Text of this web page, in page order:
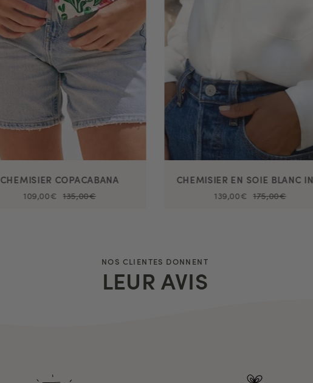
CHEMISIER COPACABANA
109,00€ 135,00€ 139,00€ 175,00€
NOS CLIENTES DONNENT
LEUR AVIS